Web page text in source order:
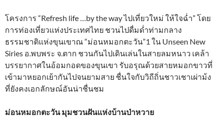
โครงการ “Refresh life …by the way ไปเที่ยวใหม่ ให้ใจฉ่ำ” โดย
การท่องเที่ยวแห่งประเทศไทย ชวนไปดื่มด่ำท่ามกลาง
ธรรมชาติแห่งขุนเขาณ “ม่อนหมอกตะวัน”1 ใน Unseen New
Siries อ.พบพระ จ.ตาก ชวนกันไปเดินเล่นในสายลมหนาว เคล้า
บรรยากาศในอ้อมกอดของขุนเขา รับอรุณด้วยสายหมอกขาวที่
เข้ามาหยอกเย้ากันไปจนยามสาย ชื่นใจกับวิถีถิ่นชาวเชาเผ่าม้ง
ที่ยังคงเอกลักษณ์อันน่าชื่นชม
ม่อนหมอกตะวัน มุมชวนฝันแห่งบ้านป่าหวาย